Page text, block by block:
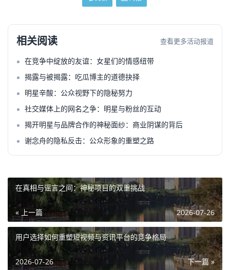
相关阅读 查看更多活动报道
在竞争中绽放的友谊：女星们的情感纽带
揭露与被揭露：吃瓜博主的道德抉择
明星辛酸：公众视野下的隐秘努力
社交媒体上的网名之争：明星与粉丝的互动
揭开明星与品牌合作的神秘面纱：商业阴谋的背后
谢念舟的隐私反击：公众形象的重塑之路
在真相与谣言之间：神秘项目的双重挑战
« 上一篇 2026-07-26
用户选择如何重塑短视频与资讯平台的竞争格局
下一篇 »
2026-07-26